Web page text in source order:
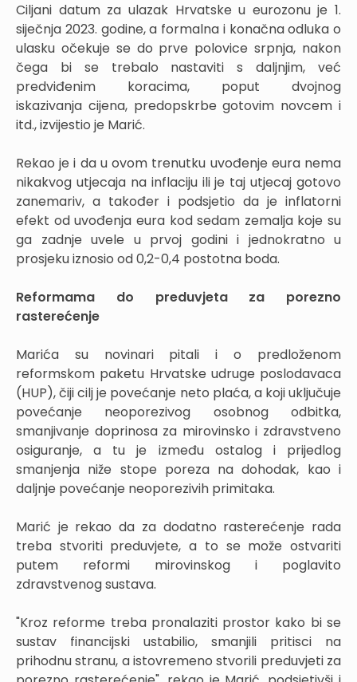
Ciljani datum za ulazak Hrvatske u eurozonu je 1.
siječnja 2023. godine, a formalna i konačna odluka o
ulasku očekuje se do prve polovice srpnja, nakon
čega bi se trebalo nastaviti s daljnjim, već
predviđenim koracima, poput dvojnog
iskazivanja cijena, predopskrbe gotovim novcem i
itd., izvijestio je Marić.
Rekao je i da u ovom trenutku uvođenje eura nema
nikakvog utjecaja na inflaciju ili je taj utjecaj gotovo
zanemariv, a također i podsjetio da je inflatorni
efekt od uvođenja eura kod sedam zemalja koje su
ga zadnje uvele u prvoj godini i jednokratno u
prosjeku iznosio od 0,2-0,4 postotna boda.
Reformama do preduvjeta za porezno
rasterećenje
Marića su novinari pitali i o predloženom
reformskom paketu Hrvatske udruge poslodavaca
(HUP), čiji cilj je povećanje neto plaća, a koji uključuje
povećanje neoporezivog osobnog odbitka,
smanjivanje doprinosa za mirovinsko i zdravstveno
osiguranje, a tu je između ostalog i prijedlog
smanjenja niže stope poreza na dohodak, kao i
daljnje povećanje neoporezivih primitaka.
Marić je rekao da za dodatno rasterećenje rada
treba stvoriti preduvjete, a to se može ostvariti
putem reformi mirovinskog i poglavito
zdravstvenog sustava.
"Kroz reforme treba pronalaziti prostor kako bi se
sustav financijski ustabilio, smanjili pritisci na
prihodnu stranu, a istovremeno stvorili preduvjeti za